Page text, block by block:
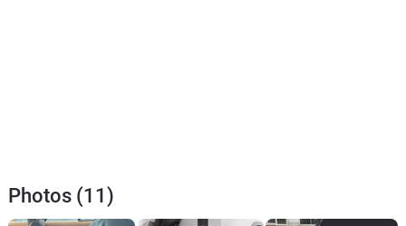
Photos (11)